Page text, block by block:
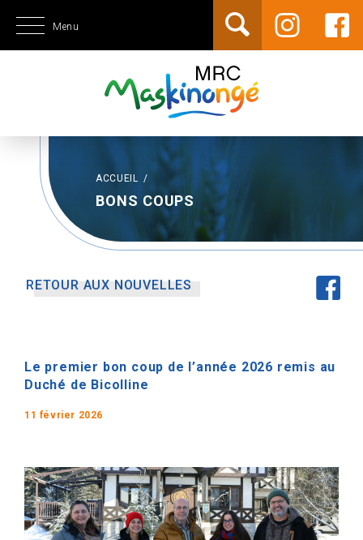
Menu
ACCUEIL /
BONS COUPS
RETOUR AUX NOUVELLES
Le premier bon coup de l’année 2026 remis au
Duché de Bicolline
11 février 2026